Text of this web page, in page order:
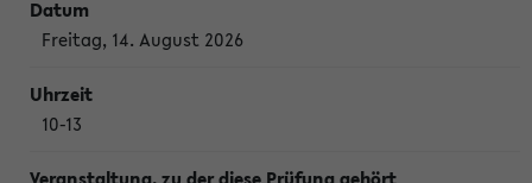
Freitag, 14. August 2026
10-13